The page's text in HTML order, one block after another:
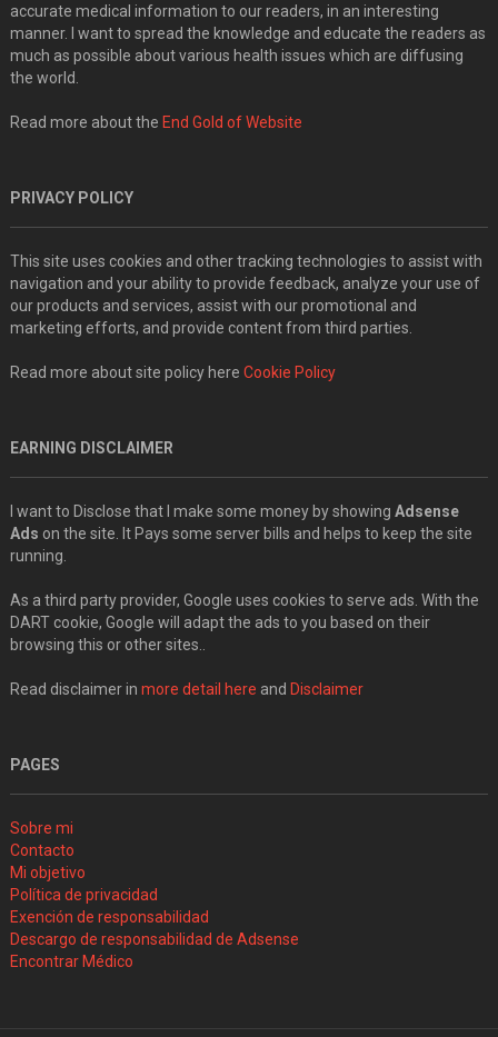
accurate medical information to our readers, in an interesting
manner. I want to spread the knowledge and educate the readers as
much as possible about various health issues which are diffusing
the world.
Read more about the End Gold of Website
PRIVACY POLICY
This site uses cookies and other tracking technologies to assist with
navigation and your ability to provide feedback, analyze your use of
our products and services, assist with our promotional and
marketing efforts, and provide content from third parties.
Read more about site policy here Cookie Policy
EARNING DISCLAIMER
I want to Disclose that I make some money by showing Adsense
Ads on the site. It Pays some server bills and helps to keep the site
running.
As a third party provider, Google uses cookies to serve ads. With the
DART cookie, Google will adapt the ads to you based on their
browsing this or other sites..
Read disclaimer in more detail here and Disclaimer
PAGES
Sobre mi
Contacto
Mi objetivo
Política de privacidad
Exención de responsabilidad
Descargo de responsabilidad de Adsense
Encontrar Médico